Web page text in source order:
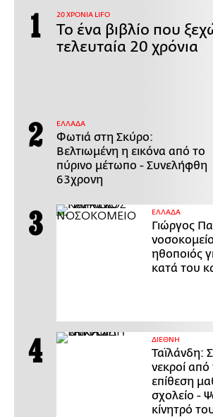
20 ΧΡΟΝΙΑ LIFO
Το ένα βιβλίο που
τελευταία 20 χρόνια
ΕΛΛΑΔΑ
Φωτιά στη Σκύρο:
Βελτιωμένη η εικόνα από το
πύρινο μέτωπο - Συνελήφθη
63χρονη
ΕΛΛΑΔΑ
Γιώργος
ηθοποιός
κατά του
ΔΙΕΘΝΗ
Ταϊλάνδη:
νεκροί από
επίθεση
σχολείο -
κίνητρό